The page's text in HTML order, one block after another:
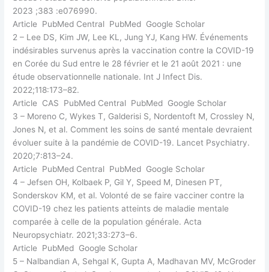
2023 ;383 :e076990.
Article PubMed Central PubMed Google Scholar
2 – Lee DS, Kim JW, Lee KL, Jung YJ, Kang HW. Événements
indésirables survenus après la vaccination contre la COVID-19
en Corée du Sud entre le 28 février et le 21 août 2021 : une
étude observationnelle nationale. Int J Infect Dis.
2022;118:173–82.
Article CAS PubMed Central PubMed Google Scholar
3 – Moreno C, Wykes T, Galderisi S, Nordentoft M, Crossley N,
Jones N, et al. Comment les soins de santé mentale devraient
évoluer suite à la pandémie de COVID-19. Lancet Psychiatry.
2020;7:813–24.
Article PubMed Central PubMed Google Scholar
4 – Jefsen OH, Kolbaek P, Gil Y, Speed M, Dinesen PT,
Sonderskov KM, et al. Volonté de se faire vacciner contre la
COVID-19 chez les patients atteints de maladie mentale
comparée à celle de la population générale. Acta
Neuropsychiatr. 2021;33:273–6.
Article PubMed Google Scholar
5 – Nalbandian A, Sehgal K, Gupta A, Madhavan MV, McGroder